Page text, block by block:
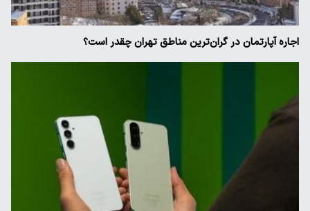
اجاره آپارتمان در گران‌ترین مناطق تهران چقدر است؟